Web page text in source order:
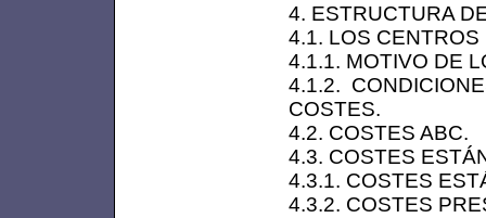
4. ESTRUCTURA
4.1. LOS
4.1.1. MOTIVO DE
4.1.2.
COSTES.
4.2. COSTES ABC.
4.3. COSTES
4.3.1. COSTES
4.3.2. COSTES